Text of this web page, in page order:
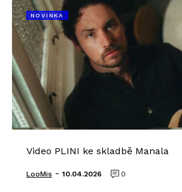
NOVINKA
Video PLINI ke skladbě Manala
LooMis - 10.04.2026 0